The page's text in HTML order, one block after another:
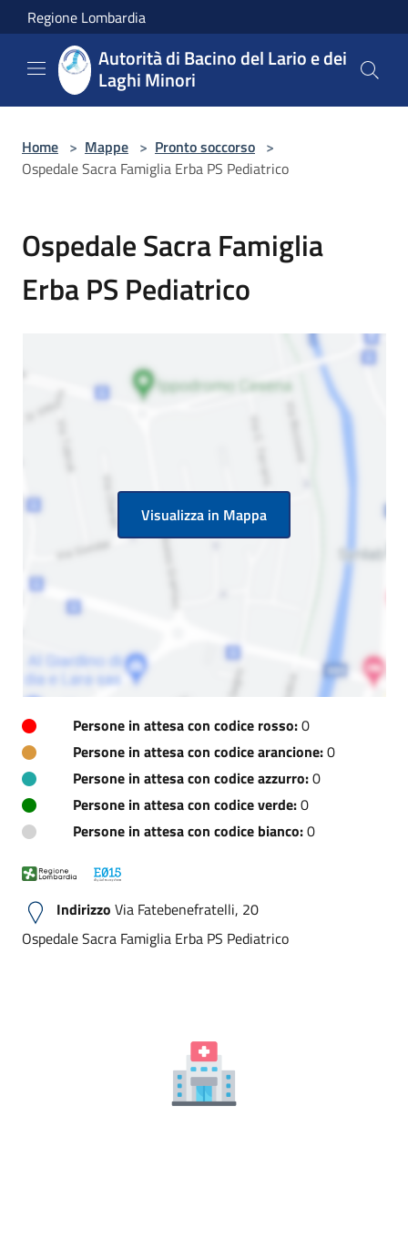
Salta al contenuto principale
Regione Lombardia
Autorità di Bacino del Lario e dei
Laghi Minori
Home > Mappe > Pronto soccorso >
Ospedale Sacra Famiglia Erba PS Pediatrico
Ospedale Sacra Famiglia
Erba PS Pediatrico
Visualizza in Mappa
Persone in attesa con codice rosso:0
Persone in attesa con codice arancione:0
Persone in attesa con codice azzurro:0
Persone in attesa con codice verde:0
Persone in attesa con codice bianco:0
Indirizzo Via Fatebenefratelli, 20
Ospedale Sacra Famiglia Erba PS Pediatrico